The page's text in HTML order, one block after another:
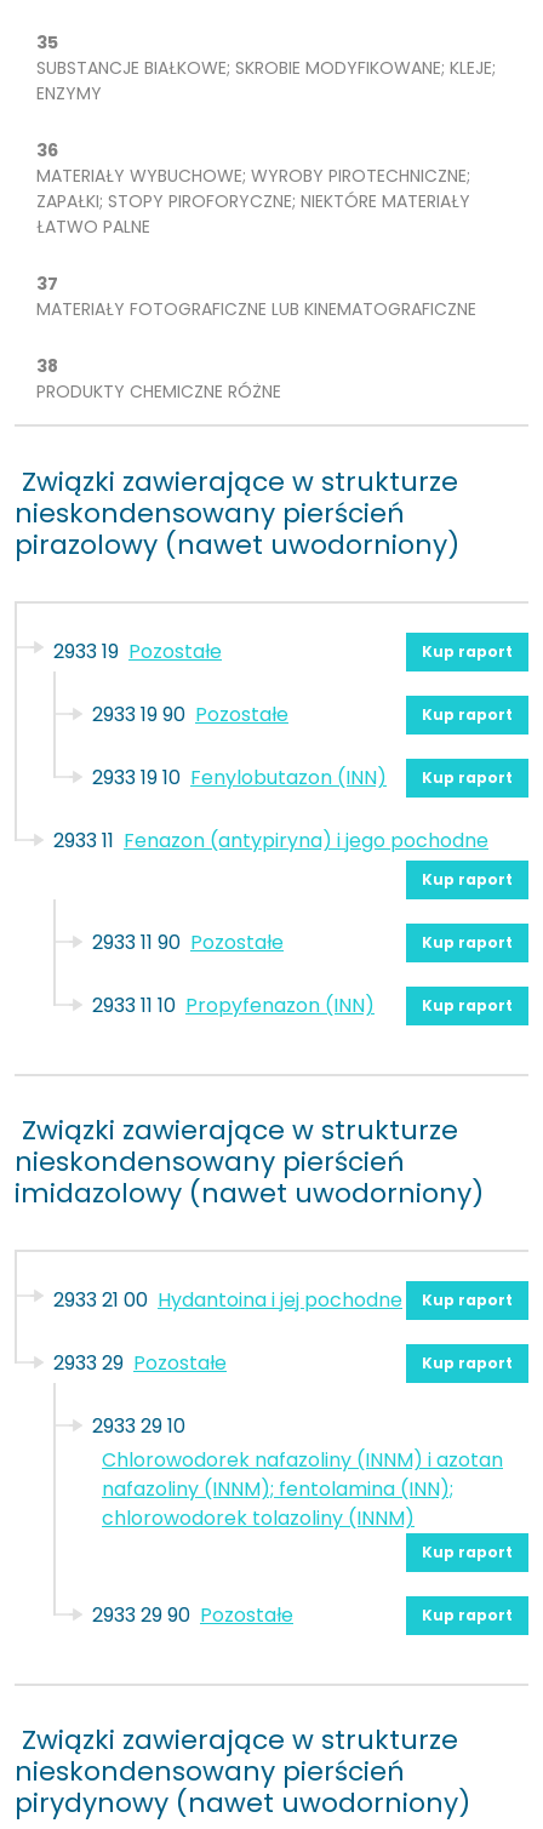
35
SUBSTANCJE BIAŁKOWE; SKROBIE MODYFIKOWANE; KLEJE;
ENZYMY
36
MATERIAŁY WYBUCHOWE; WYROBY PIROTECHNICZNE;
ZAPAŁKI; STOPY PIROFORYCZNE; NIEKTÓRE MATERIAŁY
ŁATWO PALNE
37
MATERIAŁY FOTOGRAFICZNE LUB KINEMATOGRAFICZNE
38
PRODUKTY CHEMICZNE RÓŻNE
Związki zawierające w strukturze
nieskondensowany pierścień
pirazolowy (nawet uwodorniony)
2933 19 Pozostałe Kup raport
2933 19 90 Pozostałe Kup raport
2933 19 10 Fenylobutazon (INN) Kup raport
2933 11 Fenazon (antypiryna) i jego pochodne
Kup raport
2933 11 90 Pozostałe Kup raport
2933 11 10 Propyfenazon (INN) Kup raport
Związki zawierające w strukturze
nieskondensowany pierścień
imidazolowy (nawet uwodorniony)
2933 21 00 Hydantoina i jej pochodne Kup raport
2933 29 Pozostałe Kup raport
2933 29 10
Chlorowodorek nafazoliny (INNM) i azotan
nafazoliny (INNM); fentolamina (INN);
chlorowodorek tolazoliny (INNM)
Kup raport
2933 29 90 Pozostałe Kup raport
Związki zawierające w strukturze
nieskondensowany pierścień
pirydynowy (nawet uwodorniony)